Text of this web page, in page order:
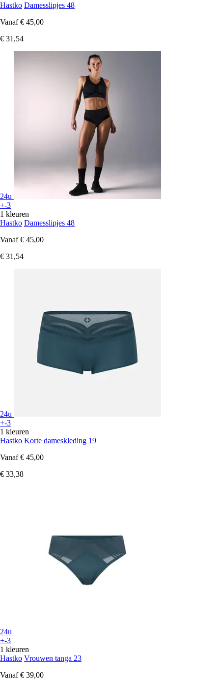
Hastko Damesslipjes 48
Vanaf € 45,00
€ 31,54
24u
+-3
1 kleuren
Hastko Damesslipjes 48
Vanaf € 45,00
€ 31,54
24u
+-3
1 kleuren
Hastko Korte dameskleding 19
Vanaf € 45,00
€ 33,38
24u
+-3
1 kleuren
Hastko Vrouwen tanga 23
Vanaf € 39,00